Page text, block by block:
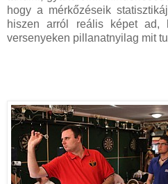
hogy a mérkőzéseik
hiszen arról reális képet ad,
versenyeken pillanatnyilag mit